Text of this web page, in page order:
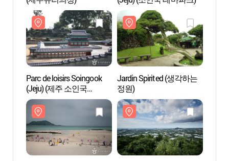
Parc de loisirs Soingook
(Jeju) (제주 소인국
테마파크)
Jardin Spirited (생각하는
정원)